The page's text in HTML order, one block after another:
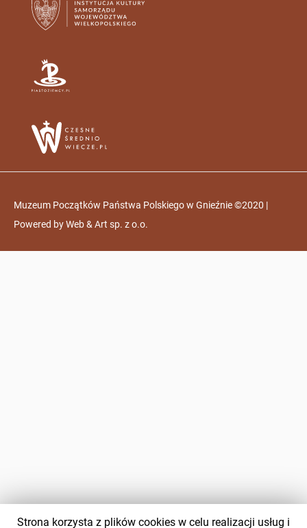
Muzeum Początków Państwa Polskiego w Gnieźnie ©2020 |
Powered byWeb & Art sp. z o.o.
Strona korzysta z plików cookies w celu realizacji usług i